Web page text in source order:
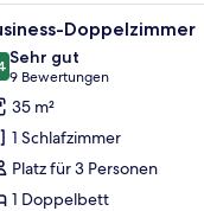
einem
9 Doppelzimmer
von 10
Sehr gut
9 Bewertungen
(9
Bewertungen)
35 m²
1 Schlafzimmer
Platz für 3 Personen
1 Doppelbett